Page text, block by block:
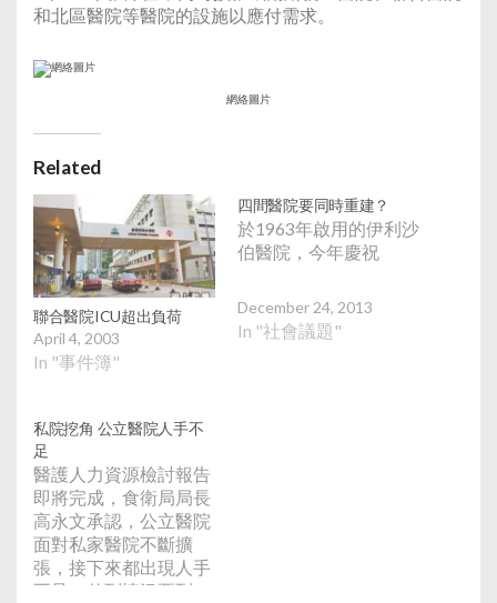
和北區醫院等醫院的設施以應付需求。
網絡圖片
Related
聯合醫院ICU超出負荷
April 4, 2003
In "事件簿"
四間醫院要同時重建？
於1963年啟用的伊利沙
伯醫院，今年慶祝
December 24, 2013
In "社會議題"
私院挖角 公立醫院人手不
足
醫護人力資源檢討報告
即將完成，食衛局局長
高永文承認，公立醫院
面對私家醫院不斷擴
張，接下來都出現人手
不足，估到情況要到